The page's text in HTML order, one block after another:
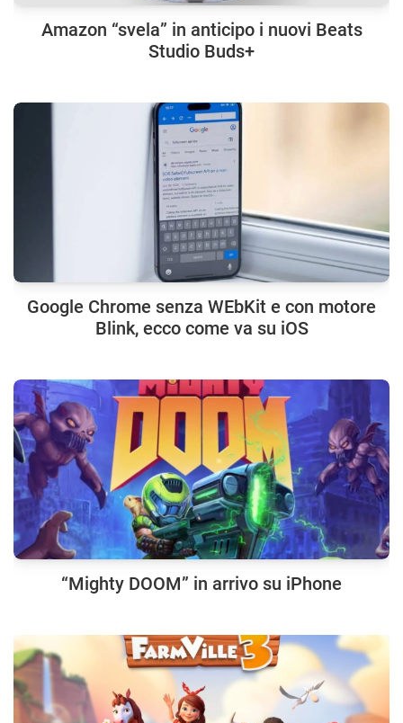
Amazon “svela” in anticipo i nuovi Beats
Studio Buds+
Google Chrome senza WEbKit e con motore
Blink, ecco come va su iOS
“Mighty DOOM” in arrivo su iPhone